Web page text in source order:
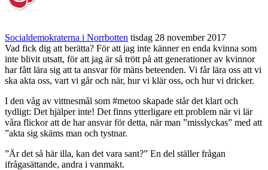
Socialdemokraterna i Norrbotten tisdag 28 november 2017
Vad fick dig att berätta? För att jag inte känner en enda kvinna som
inte blivit utsatt, för att jag är så trött på att generationer av kvinnor
har fått lära sig att ta ansvar för mäns beteenden. Vi får lära oss att vi
ska akta oss, vart vi går och när, hur vi klär oss, och hur vi dricker.
I den våg av vittnesmål som #metoo skapade står det klart och
tydligt: Det hjälper inte! Det finns ytterligare ett problem när vi lär
våra flickor att de har ansvar för detta, när man ”misslyckas” med att
”akta sig skäms man och tystnar.
”Är det så här illa, kan det vara sant?” En del ställer frågan
ifrågasättande, andra i vanmakt.